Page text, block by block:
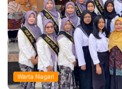
Warta Nagari